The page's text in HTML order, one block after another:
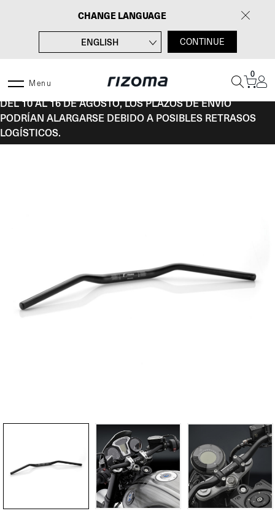
contenido
CHANGE LANGUAGE
ENGLISH
DEUTSCH
ITALIANO
CONTINUE
Menu
0
DEL 10 AL 16 DE AGOSTO, LOS PLAZOS DE ENVÍO
PODRÍAN ALARGARSE DEBIDO A POSIBLES RETRASOS
LOGÍSTICOS.